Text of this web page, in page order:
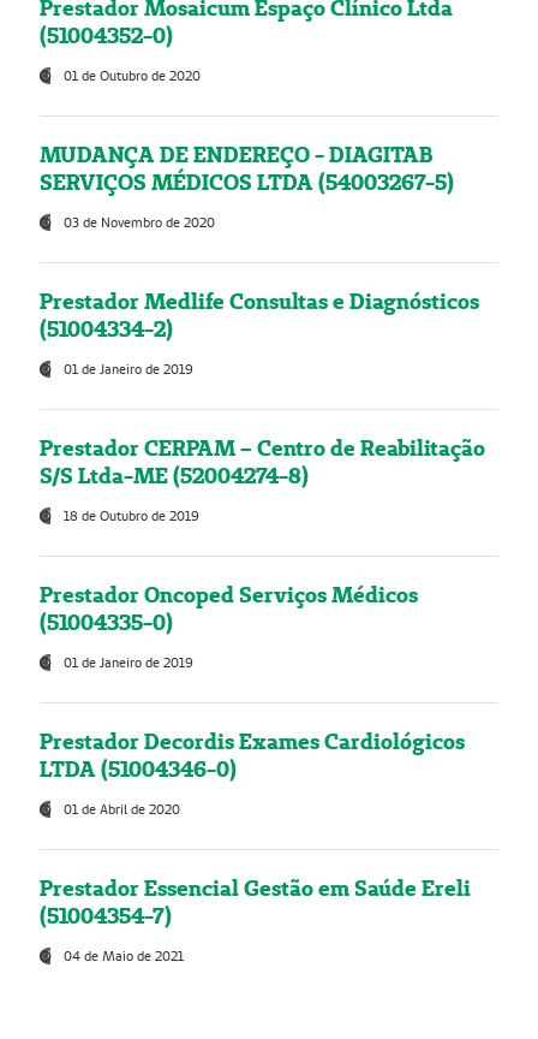
Prestador Mosaicum Espaço Clínico Ltda
(51004352-0)
01 de Outubro de 2020
MUDANÇA DE ENDEREÇO - DIAGITAB
SERVIÇOS MÉDICOS LTDA (54003267-5)
03 de Novembro de 2020
Prestador Medlife Consultas e Diagnósticos
(51004334-2)
01 de Janeiro de 2019
Prestador CERPAM – Centro de Reabilitação
S/S Ltda-ME (52004274-8)
18 de Outubro de 2019
Prestador Oncoped Serviços Médicos
(51004335-0)
01 de Janeiro de 2019
Prestador Decordis Exames Cardiológicos
LTDA (51004346-0)
01 de Abril de 2020
Prestador Essencial Gestão em Saúde Ereli
(51004354-7)
04 de Maio de 2021